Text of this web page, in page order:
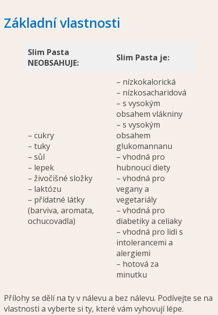
Základní vlastnosti
Slim Pasta
NEOBSAHUJE:
Slim Pasta je:
– cukry
– tuky
– sůl
– lepek
– živočišné složky
– laktózu
– přídatné látky
(barviva, aromata,
ochucovadla)
– nízkokalorická
– nízkosacharidová
– s vysokým
obsahem vlákniny
– s vysokým
obsahem
glukomannanu
– vhodná pro
hubnoucí diety
– vhodná pro
vegany a
vegetariály
– vhodná pro
diabetiky a celiaky
– vhodná pro lidi s
intolerancemi a
alergiemi
– hotová za
minutku
Přílohy se dělí na ty v nálevu a bez nálevu. Podívejte se na
vlastnosti a vyberte si ty, které vám vyhovují lépe.